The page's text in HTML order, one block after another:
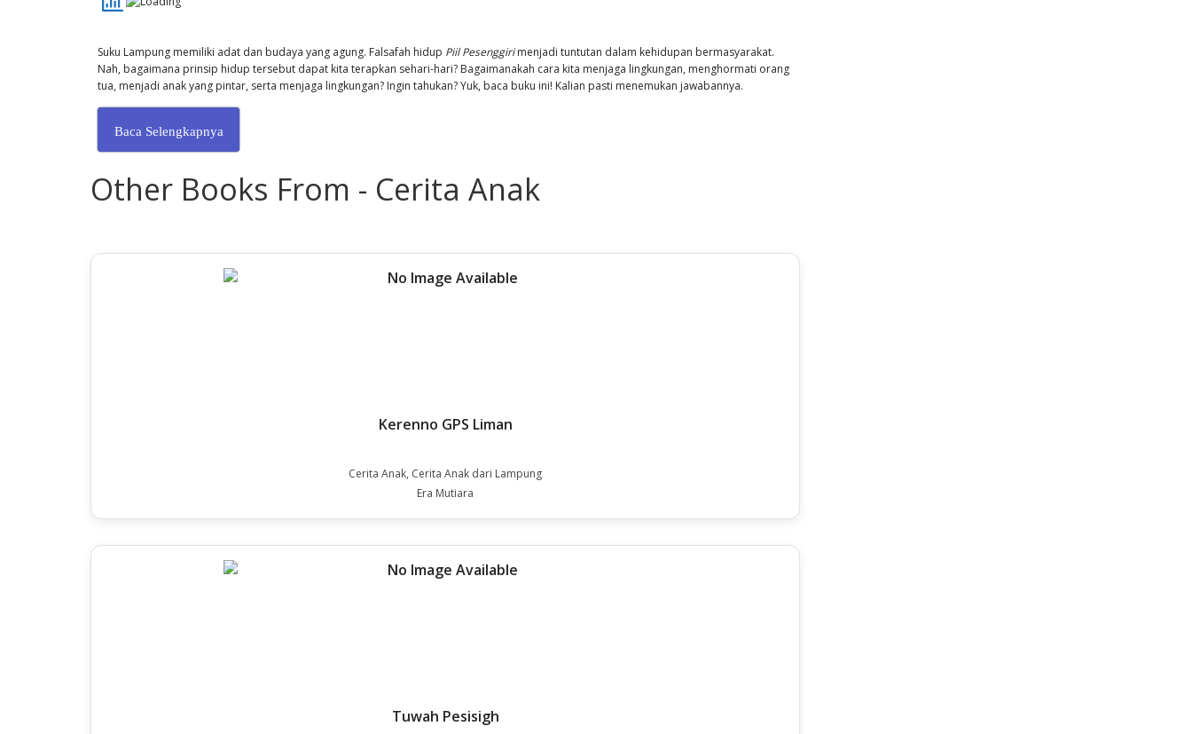
Suku Lampung memiliki adat dan budaya yang agung. Falsafah hidup Piil Pesenggirimenjadi tuntutan dalam kehidupan bermasyarakat.
Nah, bagaimana prinsip hidup tersebut dapat kita terapkan sehari-hari? Bagaimanakah cara kita menjaga lingkungan, menghormati orang
tua, menjadi anak yang pintar, serta menjaga lingkungan? Ingin tahukan? Yuk, baca buku ini! Kalian pasti menemukan jawabannya.
Baca Selengkapnya
Other Books From - Cerita Anak
Kerenno GPS Liman
Cerita Anak, Cerita Anak dari Lampung
Era Mutiara
Tuwah Pesisigh